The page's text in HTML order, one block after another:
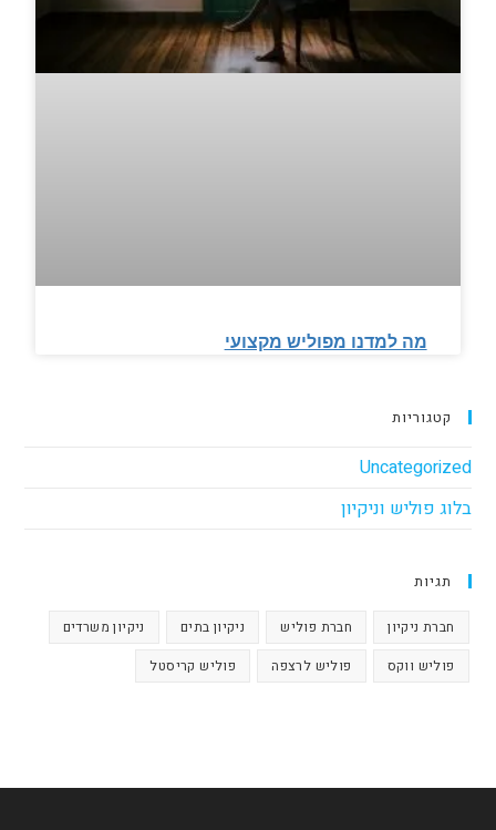
מה למדנו מפוליש מקצועי
קטגוריות
Uncategorized
בלוג פוליש וניקיון
תגיות
חברת ניקיון חברת פוליש ניקיון בתים
ניקיון משרדים
פוליש ווקס
פוליש לרצפה פוליש קריסטל